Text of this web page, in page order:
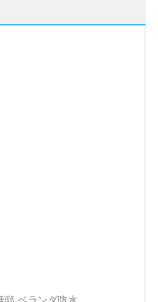
邸 ベランダ防水